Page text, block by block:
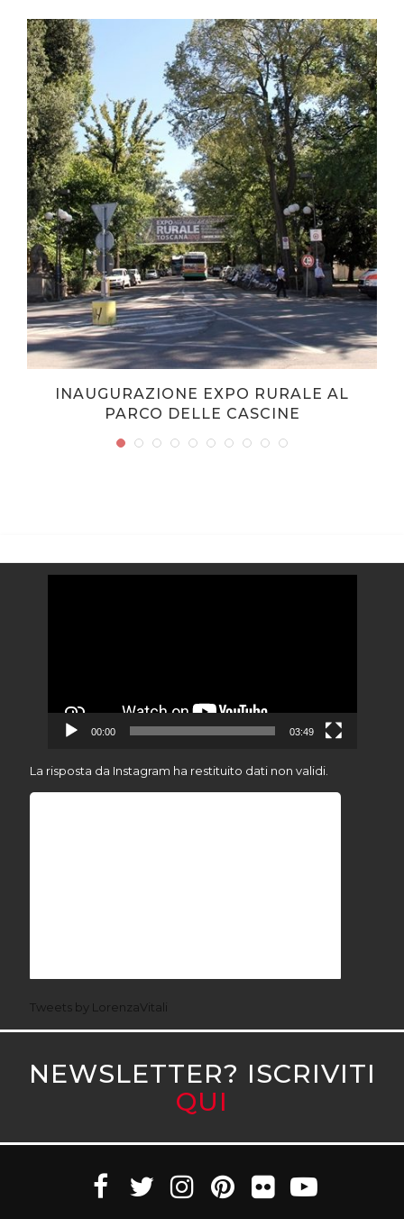
INAUGURAZIONE EXPO RURALE AL
PARCO DELLE CASCINE
00:00 03:49
La risposta da Instagram ha restituito dati non validi.
Tweets by LorenzaVitali
NEWSLETTER? ISCRIVITI
QUI